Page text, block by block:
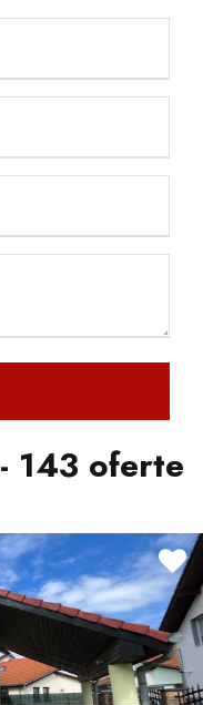
- 143 oferte